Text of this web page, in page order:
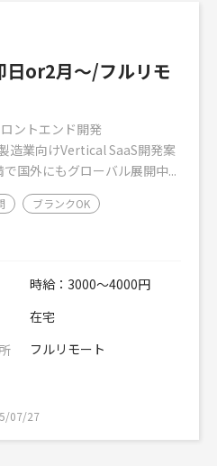
日or2月～/フルリモ
ロントエンド開発
造業向けVertical SaaS開発案
国外にもグローバル展開中...
ブランクOK
時給：3000～4000円
在宅
フルリモート
07/27